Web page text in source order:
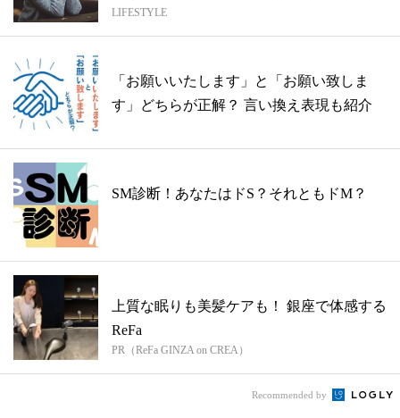
LIFESTYLE
「お願いいたします」と「お願い致しま
す」どちらが正解？ 言い換え表現も紹介
SM診断！あなたはドS？それともドM？
上質な眠りも美髪ケアも！ 銀座で体感する
ReFa
PR（ReFa GINZA on CREA）
Recommended by